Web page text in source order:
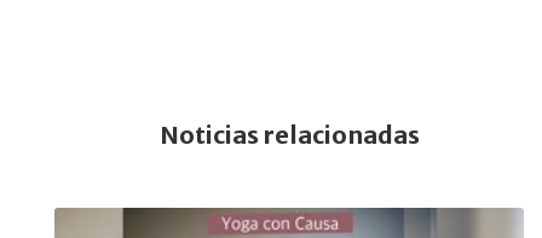
Noticias relacionadas